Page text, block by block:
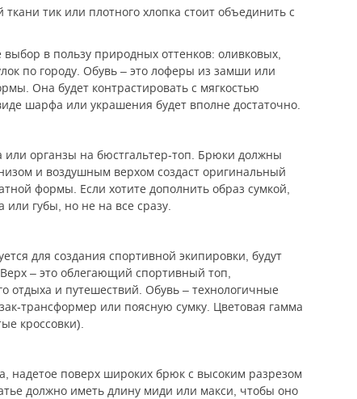
тик или плотного хлопка стоит объединить с
в пользу природных оттенков: оливковых,
по городу. Обувь – это лоферы из замши или
Она будет контрастировать с мягкостью
шарфа или украшения будет вполне достаточно.
органзы на бюстгальтер-топ. Брюки должны
и воздушным верхом создаст оригинальный
формы. Если хотите дополнить образ сумкой,
или губы, но не на все сразу.
для создания спортивной экипировки, будут
– это облегающий спортивный топ,
отдыха и путешествий. Обувь – технологичные
трансформер или поясную сумку. Цветовая гамма
кроссовки).
надетое поверх широких брюк с высоким разрезом
должно иметь длину миди или макси, чтобы оно